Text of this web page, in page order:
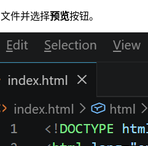
文件并选择预览按钮。